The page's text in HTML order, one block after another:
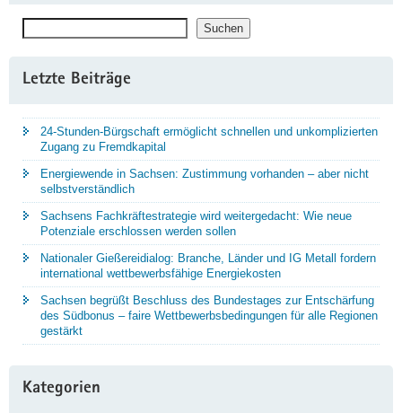
Suchen
Letzte Beiträge
24-Stunden-Bürgschaft ermöglicht schnellen und unkomplizierten
Zugang zu Fremdkapital
Energiewende in Sachsen: Zustimmung vorhanden – aber nicht
selbstverständlich
Sachsens Fachkräftestrategie wird weitergedacht: Wie neue
Potenziale erschlossen werden sollen
Nationaler Gießereidialog: Branche, Länder und IG Metall fordern
international wettbewerbsfähige Energiekosten
Sachsen begrüßt Beschluss des Bundestages zur Entschärfung
des Südbonus – faire Wettbewerbsbedingungen für alle Regionen
gestärkt
Kategorien